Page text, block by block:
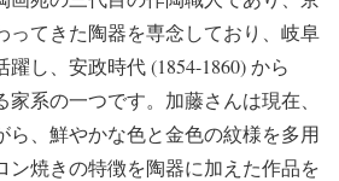
ってきた陶器を専念しており、岐阜
し、安政時代 (1854-1860) から
系の一つです。加藤さんは現在、
ら、鮮やかな色と金色の紋様を多用
ン焼きの特徴を陶器に加えた作品を